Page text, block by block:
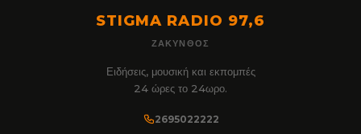
STIGMA RADIO 97,6
ΖΆΚΥΝΘΟΣ
Ειδήσεις, μουσική και εκπομπές
24 ώρες το 24ωρο.
2695022222